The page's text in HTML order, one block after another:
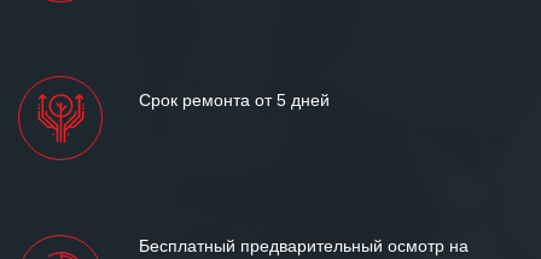
Срок ремонта от 5 дней
Бесплатный предварительный осмотр на